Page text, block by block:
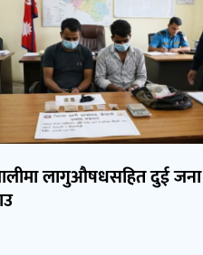
लागुऔषधसहित दुई जना